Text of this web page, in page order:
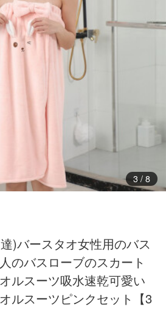
4/ 8
)バースタオ女性用のバス
のバスローブのスカート
ルスーツ吸水速乾可愛い
ルスーツピンクセット【3